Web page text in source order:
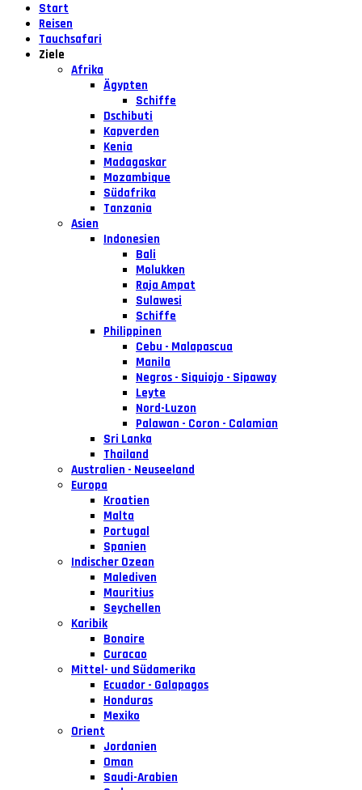
Start
Reisen
Tauchsafari
Ziele
Afrika
Ägypten
Schiffe
Dschibuti
Kapverden
Kenia
Madagaskar
Mozambique
Südafrika
Tanzania
Asien
Indonesien
Bali
Molukken
Raja Ampat
Sulawesi
Schiffe
Philippinen
Cebu - Malapascua
Manila
Negros - Siquiojo - Sipaway
Leyte
Nord-Luzon
Palawan - Coron - Calamian
Sri Lanka
Thailand
Australien - Neuseeland
Europa
Kroatien
Malta
Portugal
Spanien
Indischer Ozean
Malediven
Mauritius
Seychellen
Karibik
Bonaire
Curacao
Mittel- und Südamerika
Ecuador - Galapagos
Honduras
Mexiko
Orient
Jordanien
Oman
Saudi-Arabien